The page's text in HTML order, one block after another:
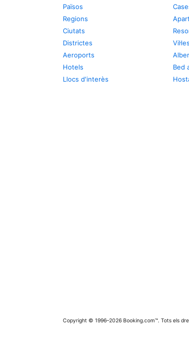
Països
Regions
Ciutats
Districtes
Aeroports
Hotels
Llocs d'interès
Vil·les
Bed
Copyright © 1996–2026 Booking.com™. Tots els